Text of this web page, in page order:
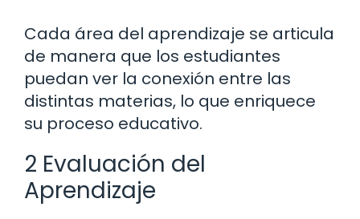
Cada área del aprendizaje se articula
de manera que los estudiantes
puedan ver la conexión entre las
distintas materias, lo que enriquece
su proceso educativo.
2 Evaluación del
Aprendizaje